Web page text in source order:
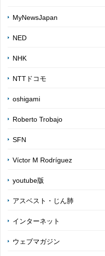
MyNewsJapan
NED
NHK
NTTドコモ
oshigami
Roberto Trobajo
SFN
Víctor M Rodríguez
youtube版
アスベスト・じん肺
インターネット
ウェブマガジン